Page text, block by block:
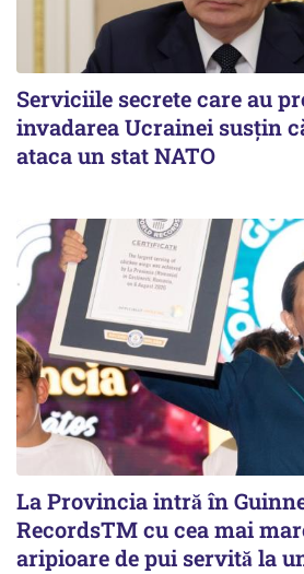
Serviciile secrete care au
invadarea Ucrainei susțin
ataca un stat NATO
La Provincia intră în
RecordsTM cu cea mai
aripioare de pui servită la